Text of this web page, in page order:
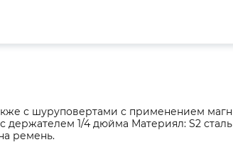
с шуруповертами с применением
1/4 дюйма Материял: S2
ремень.